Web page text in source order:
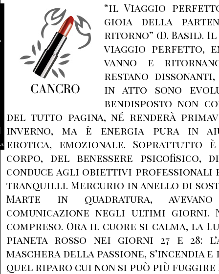
“il Viaggio
gioia della
ritorno” (D. Basil).
viaggio perfetto,
vanno e
restano
in atto sono
bendisposto non
del tutto pagina, né renderà
inverno, ma è energia pura in
erotica, emozionale. Soprattutto
corpo, del benessere psicofisico,
conduce agli obiettivi professionali
tranquilli. Mercurio in anello di
Marte in quadratura,
comunicazione negli ultimi giorni.
compreso. Ora il cuore si calma, la
pianeta rosso nei giorni 27 e 28:
maschera della passione, s’incendia
quel riparo cui non si può più fuggire